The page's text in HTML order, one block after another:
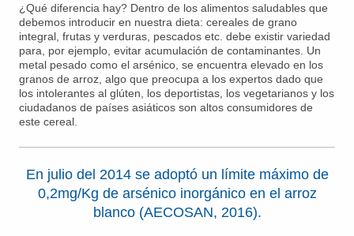
¿Qué diferencia hay? Dentro de los alimentos saludables que
debemos introducir en nuestra dieta: cereales de grano
integral, frutas y verduras, pescados etc. debe existir variedad
para, por ejemplo, evitar acumulación de contaminantes. Un
metal pesado como el arsénico, se encuentra elevado en los
granos de arroz, algo que preocupa a los expertos dado que
los intolerantes al glúten, los deportistas, los vegetarianos y los
ciudadanos de países asiáticos son altos consumidores de
este cereal.
En julio del 2014 se adoptó un límite máximo de
0,2mg/Kg de arsénico inorgánico en el arroz
blanco (AECOSAN, 2016).